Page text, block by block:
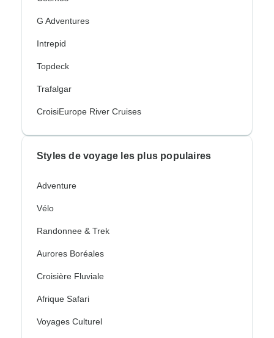
G Adventures
Intrepid
Topdeck
Trafalgar
CroisiEurope River Cruises
Styles de voyage les plus populaires
Adventure
Vélo
Randonnee & Trek
Aurores Boréales
Croisière Fluviale
Afrique Safari
Voyages Culturel